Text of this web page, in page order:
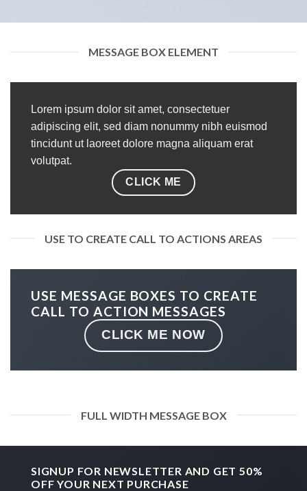
MESSAGE BOX ELEMENT
Lorem ipsum dolor sit amet, consectetuer
adipiscing elit, sed diam nonummy nibh euismod
tincidunt ut laoreet dolore magna aliquam erat
volutpat.
CLICK ME
USE TO CREATE CALL TO ACTIONS AREAS
USE MESSAGE BOXES TO CREATE
CALL TO ACTION MESSAGES
CLICK ME NOW
FULL WIDTH MESSAGE BOX
SIGNUP FOR NEWSLETTER AND GET 50%
OFF YOUR NEXT PURCHASE